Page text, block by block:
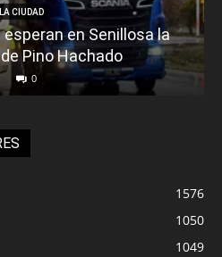
LA CIUDAD
en Senillosa la
Pino Hachado
0
1576
1050
1049